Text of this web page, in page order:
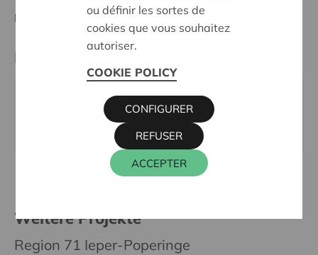
Entscheidung:Approved
Kontaktperson
WIM INGELS
016 27 96 46
wim.ingels@cera.coop
Weitere Projekte
Region 71 Ieper-Poperinge
ou définir les sortes de
cookies que vous souhaitez
autoriser.
COOKIE POLICY
ACCEPTER
REFUSER
CONFIGURER